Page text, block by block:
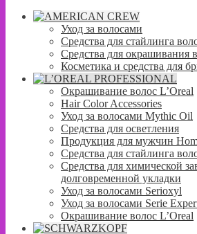
Уход за волосами
Средства для стайлинга
Средства для окрашивания
Косметика и средства для
Окрашивание волос L’Oreal
Hair Color Accessories
Уход за волосами Mythic Oil
Средства для осветления
Продукция для мужчин
Средства для стайлинга
Средства для химической
долговременной укладки
Уход за волосами Serioxyl
Уход за волосами Serie
Окрашивание волос L’Oreal